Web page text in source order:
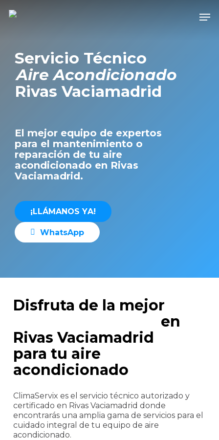
Skip
content
Servicio Técnico
Aire Acondicionado
Rivas Vaciamadrid
El mejor equipo de expertos
para el mantenimiento o
reparación de tu aire
acondicionado en Rivas
Vaciamadrid.
¡LLÁMANOS YA!
WhatsApp
Disfruta de la mejor
en
Rivas Vaciamadrid
para tu aire
acondicionado
ClimaServix es el servicio técnico autorizado y
certificado en Rivas Vaciamadrid donde
encontrarás una amplia gama de servicios para el
cuidado integral de tu equipo de aire
acondicionado.